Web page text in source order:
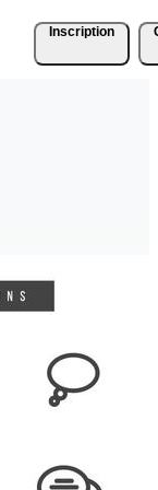
Inscription